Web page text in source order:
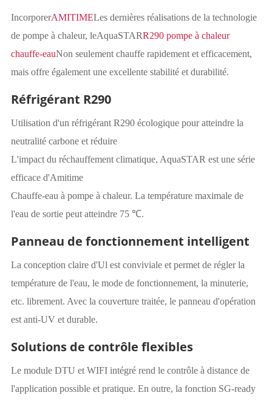
IncorporerAMITIMELes dernières réalisations de la technologie
de pompe à chaleur, leAquaSTARR290 pompe à chaleur
chauffe-eauNon seulement chauffe rapidement et efficacement,
mais offre également une excellente stabilité et durabilité.
Réfrigérant R290
Utilisation d'un réfrigérant R290 écologique pour atteindre la
neutralité carbone et réduire
L'impact du réchauffement climatique, AquaSTAR est une série
efficace d'Amitime
Chauffe-eau à pompe à chaleur. La température maximale de
l'eau de sortie peut atteindre 75 ℃.
Panneau de fonctionnement intelligent
La conception claire d'Ul est conviviale et permet de régler la
température de l'eau, le mode de fonctionnement, la minuterie,
etc. librement. Avec la couverture traitée, le panneau d'opération
est anti-UV et durable.
Solutions de contrôle flexibles
Le module DTU et WIFI intégré rend le contrôle à distance de
l'application possible et pratique. En outre, la fonction SG-ready